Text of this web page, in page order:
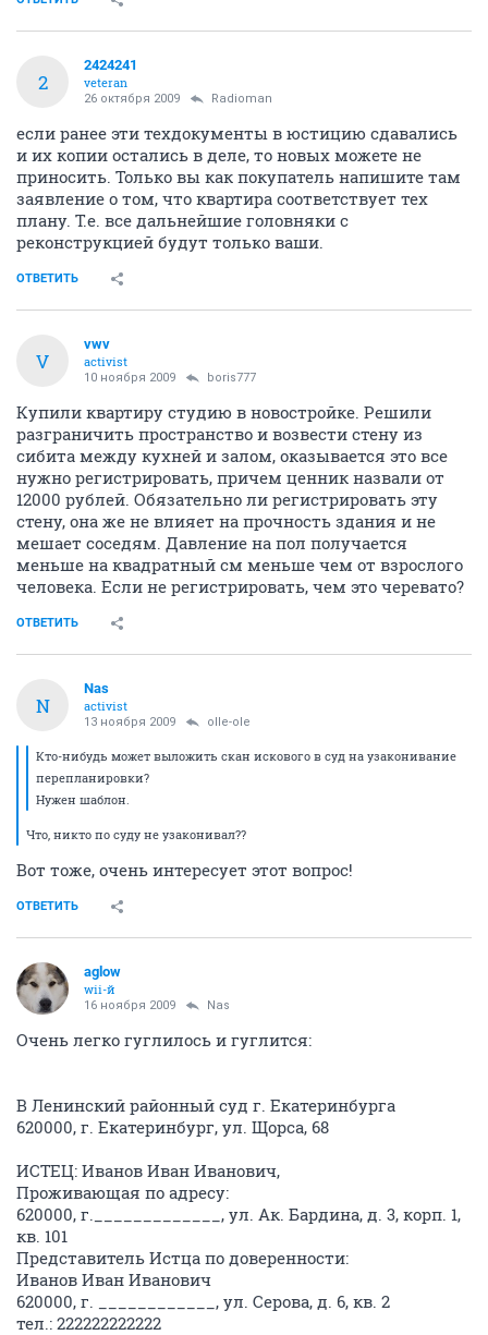
2
2424241
veteran
26 октября 2009 Radioman
если ранее эти техдокументы в юстицию сдавались
и их копии остались в деле, то новых можете не
приносить. Только вы как покупатель напишите там
заявление о том, что квартира соответствует тех
плану. Т.е. все дальнейшие головняки с
реконструкцией будут только ваши.
ОТВЕТИТЬ
V
vwv
activist
10 ноября 2009 boris777
Купили квартиру студию в новостройке. Решили
разграничить пространство и возвести стену из
сибита между кухней и залом, оказывается это все
нужно регистрировать, причем ценник назвали от
12000 рублей. Обязательно ли регистрировать эту
стену, она же не влияет на прочность здания и не
мешает соседям. Давление на пол получается
меньше на квадратный см меньше чем от взрослого
человека. Если не регистрировать, чем это черевато?
ОТВЕТИТЬ
N
Nas
activist
13 ноября 2009 olle-ole
Кто-нибудь может выложить скан искового в суд на узаконивание
перепланировки?
Нужен шаблон.
Что, никто по суду не узаконивал??
Вот тоже, очень интересует этот вопрос!
ОТВЕТИТЬ
aglow
wii-й
16 ноября 2009 Nas
Очень легко гуглилось и гуглится:
В Ленинский районный суд г. Екатеринбурга
620000, г. Екатеринбург, ул. Щорса, 68
ИСТЕЦ: Иванов Иван Иванович,
Проживающая по адресу:
620000, г._____________, ул. Ак. Бардина, д. 3, корп. 1,
кв. 101
Представитель Истца по доверенности:
Иванов Иван Иванович
620000, г. ____________, ул. Серова, д. 6, кв. 2
тел.: 222222222222